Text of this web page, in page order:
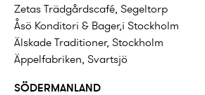
Zetas Trädgårdscafé, Segeltorp
Åsö Konditori & Bager,i Stockholm
Älskade Traditioner, Stockholm
Äppelfabriken, Svartsjö
SÖDERMANLAND